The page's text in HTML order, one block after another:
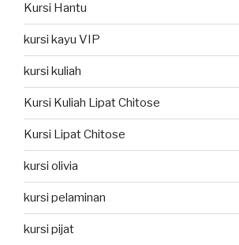
Kursi Hantu
kursi kayu VIP
kursi kuliah
Kursi Kuliah Lipat Chitose
Kursi Lipat Chitose
kursi olivia
kursi pelaminan
kursi pijat